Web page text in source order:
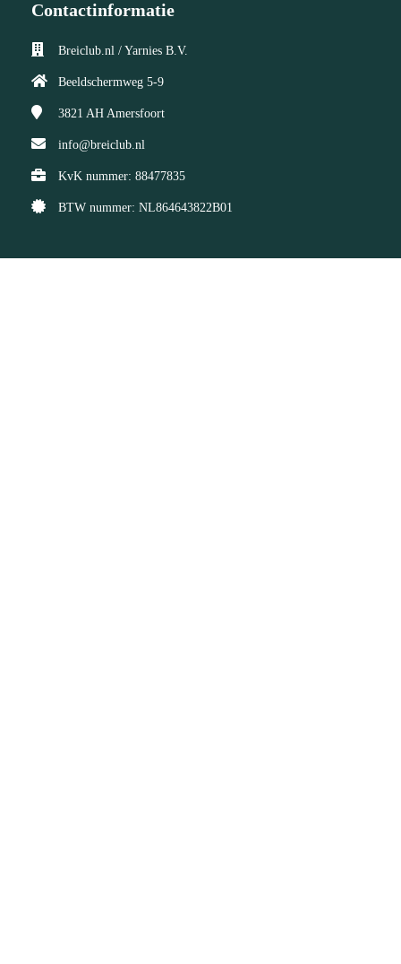
Contactinformatie
Breiclub.nl / Yarnies B.V.
Beeldschermweg 5-9
3821 AH Amersfoort
info@breiclub.nl
KvK nummer: 88477835
BTW nummer: NL864643822B01